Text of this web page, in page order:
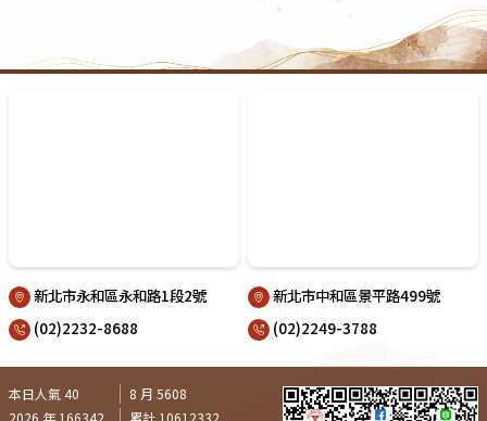
新北市永和區永和路1段2號
(02)2232-8688
新北市中和區景平路499號
(02)2249-3788
本日人氣 40
8 月 5608
2026 年 166342
累計 10612332